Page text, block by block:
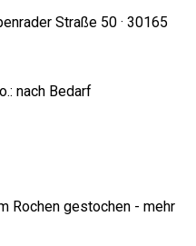
Straße 50 · 30165
nach Bedarf
Rochen gestochen - mehr